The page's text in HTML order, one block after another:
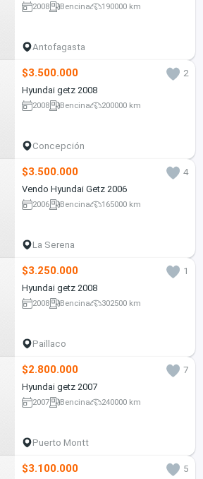
2008 Bencina 190000 km
Antofagasta
$3.500.000
2
Hyundai getz 2008
2008 Bencina 200000 km
Concepción
$3.500.000
4
Vendo Hyundai Getz 2006
2006 Bencina 165000 km
La Serena
$3.250.000
1
Hyundai getz 2008
2008 Bencina 302500 km
Paillaco
$2.800.000
7
Hyundai getz 2007
2007 Bencina 240000 km
Puerto Montt
$3.100.000
5